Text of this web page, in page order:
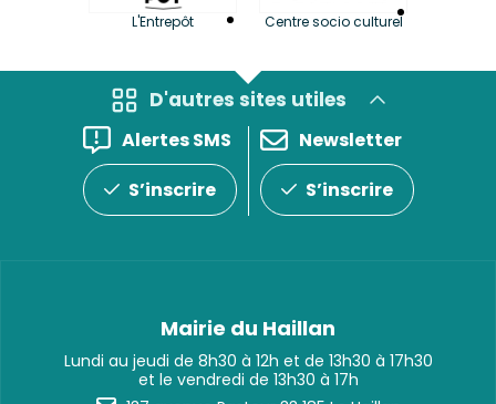
L'Entrepôt Centre socio culturel
D'autres sites utiles
Alertes SMS
S’inscrire
Newsletter
S’inscrire
Mairie du Haillan
Lundi au jeudi de 8h30 à 12h et de 13h30 à 17h30
et le vendredi de 13h30 à 17h